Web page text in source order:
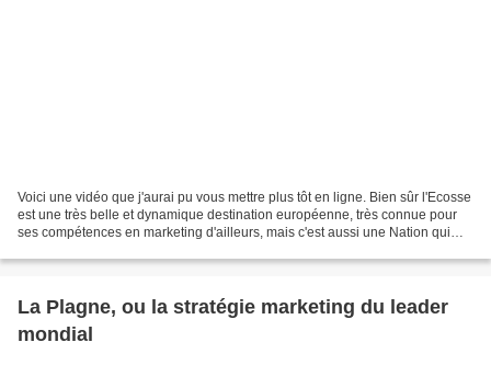
Voici une vidéo que j'aurai pu vous mettre plus tôt en ligne. Bien sûr l'Ecosse
est une très belle et dynamique destination européenne, très connue pour
ses compétences en marketing d'ailleurs, mais c'est aussi une Nation qui
La Plagne, ou la stratégie marketing du leader
mondial